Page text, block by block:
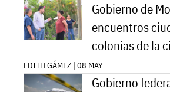
Gobierno de
encuentros
colonias de la
EDITH GÁMEZ | 08 MAY
Gobierno